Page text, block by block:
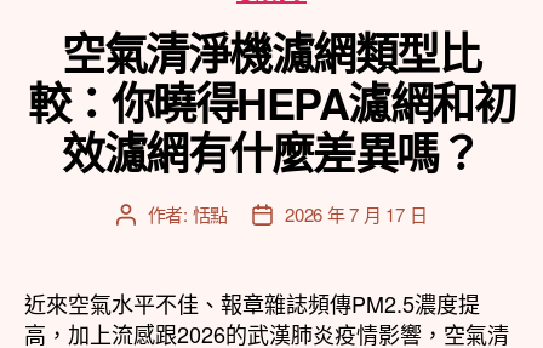
類
空氣清淨機濾網類型比
較：你曉得HEPA濾網和初
效濾網有什麼差異嗎？
文
者
作者: 恬點
文
佈
日
2026 年 7 月 17 日
近來空氣水平不佳、報章雜誌頻傳PM2.5濃度提
高，加上流感跟2026的武漢肺炎疫情影響，空氣清